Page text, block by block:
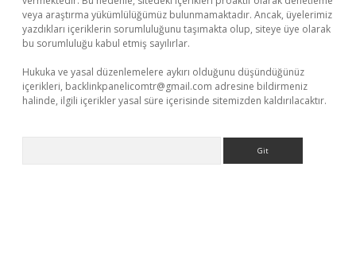
veya araştırma yükümlülüğümüz bulunmamaktadır. Ancak, üyelerimiz
yazdıkları içeriklerin sorumluluğunu taşımakta olup, siteye üye olarak
bu sorumluluğu kabul etmiş sayılırlar.
Hukuka ve yasal düzenlemelere aykırı olduğunu düşündüğünüz
içerikleri, backlinkpanelicomtr@gmail.com adresine bildirmeniz
halinde, ilgili içerikler yasal süre içerisinde sitemizden kaldırılacaktır.